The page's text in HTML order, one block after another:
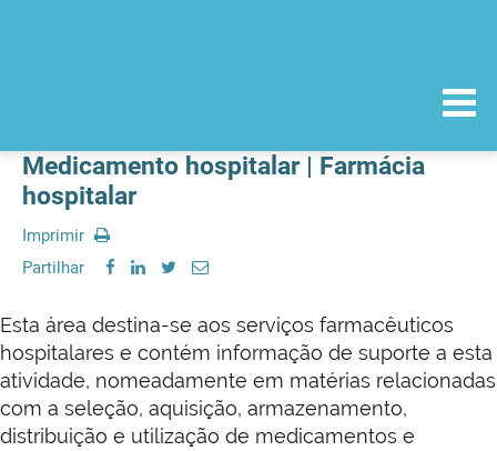
Medicamento hospitalar | Farmácia
hospitalar
Imprimir
Partilhar
Esta área destina-se aos serviços farmacêuticos
hospitalares e contém informação de suporte a esta
atividade, nomeadamente em matérias relacionadas
com a seleção, aquisição, armazenamento,
distribuição e utilização de medicamentos e